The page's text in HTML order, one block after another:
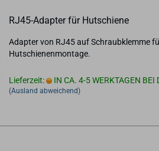
RJ45-​Ad­ap­ter für Hut­schie­ne
Ad­ap­ter von RJ45 auf Schraub­klem­me
Hut­schie­nen­mon­ta­ge.
Lieferzeit: IN CA. 4-5 WERKTAGEN BEI
(Ausland abweichend)